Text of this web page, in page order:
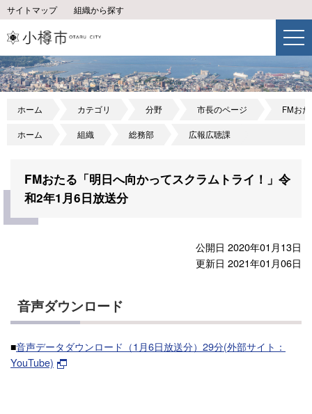
サイトマップ 組織から探す
ホーム カテゴリ 分野 市長のページ FMお
ホーム 組織 総務部 広報広聴課
FMおたる「明日へ向かってスクラムトライ！」令
和2年1月6日放送分
公開日 2020年01月13日
更新日 2021年01月06日
音声ダウンロード
■音声データダウンロード（1月6日放送分）29分(外部サイト：
YouTube)